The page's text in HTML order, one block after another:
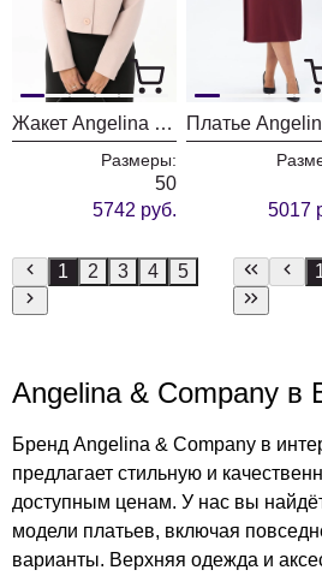
Жакет Angelina & Company 1194
Размеры:
50
5742 руб.
5017
1 2 3 4 5
Angelina & Company в
Бренд Angelina & Company в
предлагает стильную и
доступным ценам. У нас вы
модели платьев, включая
варианты. Верхняя одежда и